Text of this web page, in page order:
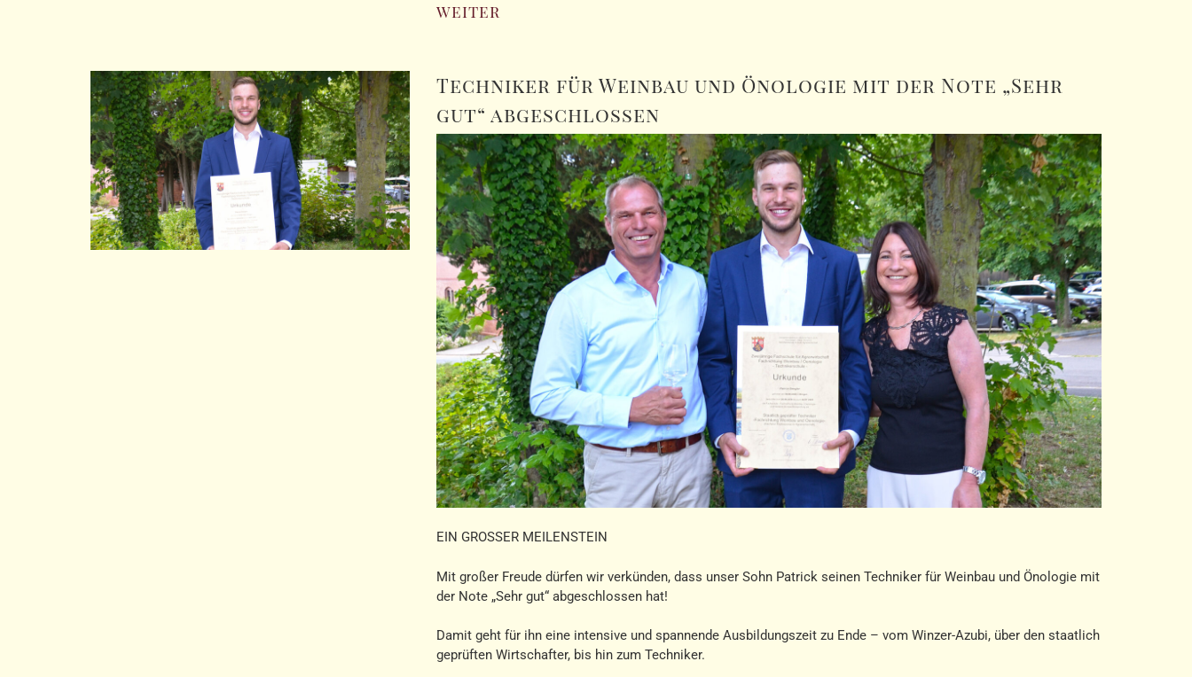
weiter
Techniker für Weinbau und Önologie mit der Note „Sehr
gut“ abgeschlossen
EIN GROSSER MEILENSTEIN
Mit großer Freude dürfen wir verkünden, dass unser Sohn Patrick seinen Techniker für Weinbau und Önologie mit
der Note „Sehr gut“ abgeschlossen hat!
Damit geht für ihn eine intensive und spannende Ausbildungszeit zu Ende – vom Winzer-Azubi, über den staatlich
geprüften Wirtschafter, bis hin zum Techniker.